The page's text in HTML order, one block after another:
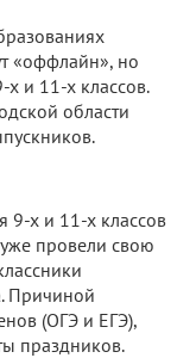
«оффлайн», но
х и 11-х классов.
области
9-х и 11-х классов
провели свою
. Причиной
(ОГЭ и ЕГЭ),
праздников.